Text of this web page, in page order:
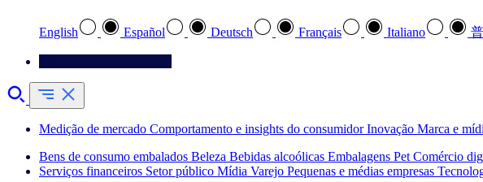
English Español Deutsch Français Italiano
Medição de mercado Comportamento e insights do consumidor Inovação Marca e
Bens de consumo embalados Beleza Bebidas alcoólicas Embalagens Pet Comércio
Serviços financeiros Setor público Mídia Varejo Pequenas e médias empresas